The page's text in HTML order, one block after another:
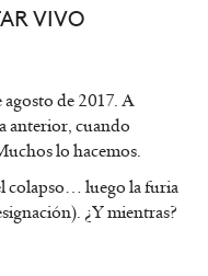
VIVO
de 2017. A
anterior, cuando
lo hacemos.
colapso… luego la furia
¿Y mientras?